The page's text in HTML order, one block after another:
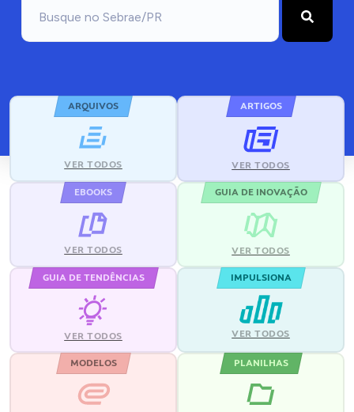
ARQUIVOS
VER TODOS
ARTIGOS
VER TODOS
EBOOKS
VER TODOS
GUIA DE INOVAÇÃO
VER TODOS
GUIA DE TENDÊNCIAS
VER TODOS
IMPULSIONA
VER TODOS
MODELOS PLANILHAS